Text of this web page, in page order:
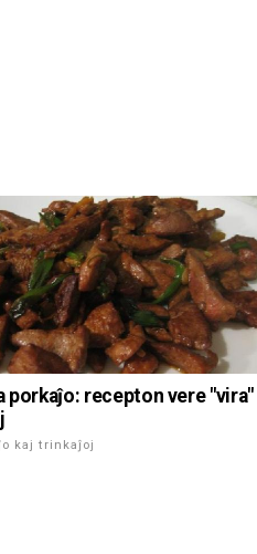
porkaĵo: recepton vere "vira"
kaj trinkaĵoj